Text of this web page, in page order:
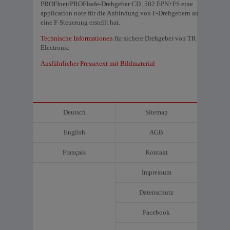
PROFInet/PROFIsafe-Drehgeber CD_582 EPN+FS eine
application note für die Anbindung von F-Drehgebern an
eine F-Steuerung erstellt hat.
Technische Informationen für sichere Drehgeber von TR
Electronic
Ausführlicher Pressetext mit Bildmaterial
Deutsch
English
Français
Sitemap
AGB
Kontakt
Impressum
Datenschutz
Facebook